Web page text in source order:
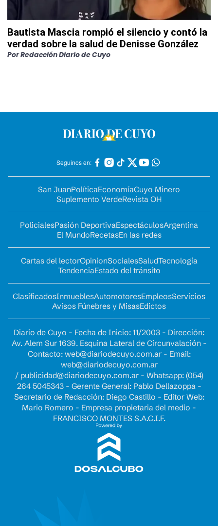
Bautista Mascia rompió el silencio y contó la
verdad sobre la salud de Denisse González
PorRedacción Diario de Cuyo
Seguinos en:
San JuanPolíticaEconomíaCuyo Minero
Suplemento VerdeRevista OH
PolicialesPasión DeportivaEspectáculosArgentina
El MundoRecetasEn las redes
Cartas del lectorOpinionSocialesSaludTecnología
TendenciaEstado del tránsito
ClasificadosInmueblesAutomotoresEmpleosServicios
Avisos Fúnebres y MisasEdictos
Diario de Cuyo - Fecha de Inicio: 11/2003 - Dirección:
Av. Alem Sur 1639. Esquina Lateral de Circunvalación -
Contacto: web@diariodecuyo.com.ar- Email:
web@diariodecuyo.com.ar
/ publicidad@diariodecuyo.com.ar- Whatsapp: (054)
264 5045343 - Gerente General: Pablo Dellazoppa -
Secretario de Redacción: Diego Castillo - Editor Web:
Mario Romero - Empresa propietaria del medio -
FRANCISCO MONTES S.A.C.I.F.